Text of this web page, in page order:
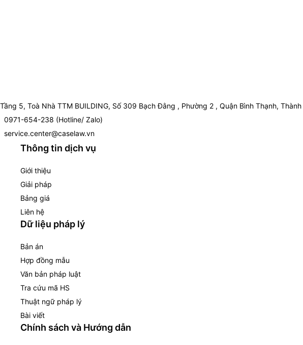
Tầng 5, Toà Nhà TTM BUILDING, Số 309 Bạch Đằng , Phường 2 , Quận Bình Thạnh,
0971-654-238 (Hotline/ Zalo)
service.center@caselaw.vn
Thông tin dịch vụ
Giới thiệu
Giải pháp
Bảng giá
Liên hệ
Dữ liệu pháp lý
Bản án
Hợp đồng mẫu
Văn bản pháp luật
Tra cứu mã HS
Thuật ngữ pháp lý
Bài viết
Chính sách và Hướng dẫn